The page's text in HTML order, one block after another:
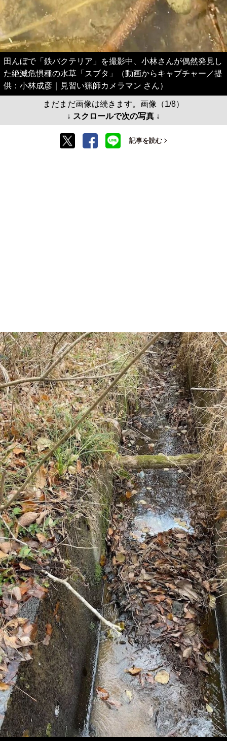
田んぼで「鉄バクテリア」を撮影中、小林さんが偶然発見し
た絶滅危惧種の水草「スブタ」（動画からキャプチャー／提
供：小林成彦｜見習い猟師カメラマン さん）
まだまだ画像は続きます。画像（1/8）
↓ スクロールで次の写真 ↓
記事を読む